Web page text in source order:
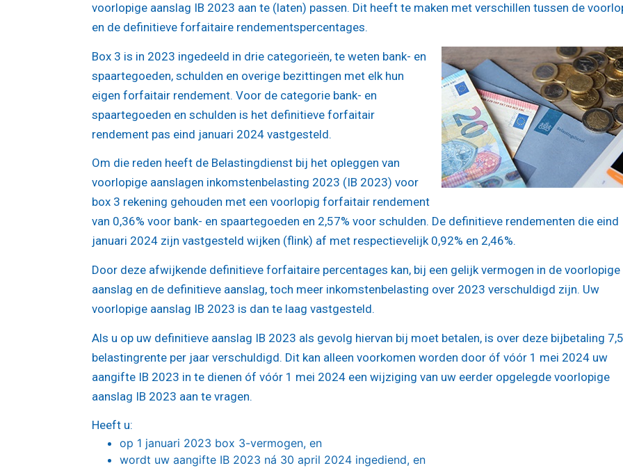
voorlopige aanslag IB 2023 aan te (laten) passen. Dit heeft te maken met verschillen tussen de
en de definitieve forfaitaire rendementspercentages.
Box 3 is in 2023 ingedeeld in drie categorieën, te weten bank- en
spaartegoeden, schulden en overige bezittingen met elk hun
eigen forfaitair rendement. Voor de categorie bank- en
spaartegoeden en schulden is het definitieve forfaitair
rendement pas eind januari 2024 vastgesteld.
Om die reden heeft de Belastingdienst bij het opleggen van
voorlopige aanslagen inkomstenbelasting 2023 (IB 2023) voor
box 3 rekening gehouden met een voorlopig forfaitair rendement
van 0,36% voor bank- en spaartegoeden en 2,57% voor schulden. De definitieve rendementen die eind
januari 2024 zijn vastgesteld wijken (flink) af met respectievelijk 0,92% en 2,46%.
Door deze afwijkende definitieve forfaitaire percentages kan, bij een gelijk vermogen in de voorlopige
aanslag en de definitieve aanslag, toch meer inkomstenbelasting over 2023 verschuldigd zijn. Uw
voorlopige aanslag IB 2023 is dan te laag vastgesteld.
Als u op uw definitieve aanslag IB 2023 als gevolg hiervan bij moet betalen, is over deze bijbetaling
belastingrente per jaar verschuldigd. Dit kan alleen voorkomen worden door óf vóór 1 mei 2024 uw
aangifte IB 2023 in te dienen óf vóór 1 mei 2024 een wijziging van uw eerder opgelegde voorlopige
aanslag IB 2023 aan te vragen.
Heeft u:
op 1 januari 2023 box 3-vermogen, en
wordt uw aangifte IB 2023 ná 30 april 2024 ingediend, en